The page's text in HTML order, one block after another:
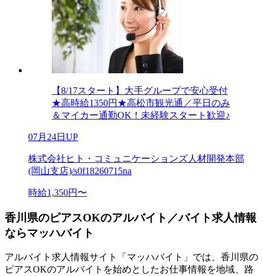
【8/17スタート】大手グループで安心受付
★高時給1350円★高松市観光通／平日のみ
＆マイカー通勤OK！未経験スタート歓迎♪
07月24日UP
株式会社ヒト・コミュニケーションズ人材開発本部
(岡山支店)/s0f18260715na
時給1,350円〜
香川県のピアスOKのアルバイト／バイト求人情報
ならマッハバイト
アルバイト求人情報サイト「マッハバイト」では、香川県の
ピアスOKのアルバイトを始めとしたお仕事情報を地域、路